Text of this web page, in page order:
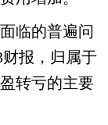
临的普遍问
报，归属于
转亏的主要